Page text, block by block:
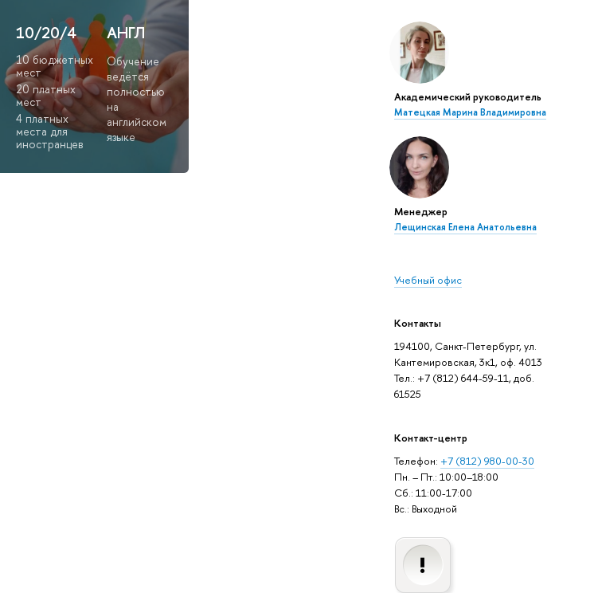
Академический руководитель
Матецкая Марина Владимировна
Менеджер
Лещинская Елена Анатольевна
Учебный офис
Контакты
194100, Санкт-Петербург, ул.
Кантемировская, 3к1, оф. 4013
Тел.: +7 (812) 644-59-11, доб.
61525
Контакт-центр
Телефон: +7 (812) 980-00-30
Пн. – Пт.: 10:00–18:00
Сб.: 11:00-17:00
Вс.: Выходной
10/20/4
10 бюджетных
мест
20 платных
мест
4 платных
места для
иностранцев
АНГЛ
Обучение
ведётся
полностью
на
английском
языке